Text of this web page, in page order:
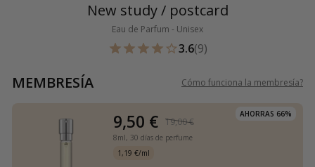
New study / postcard
Eau de Parfum - Unisex
3.6(9)
MEMBRESÍA Cómo funciona la membresía?
AHORRAS 66%
9,50 € 19,00 €
8ml, 30 días de perfume
1,19 €/ml